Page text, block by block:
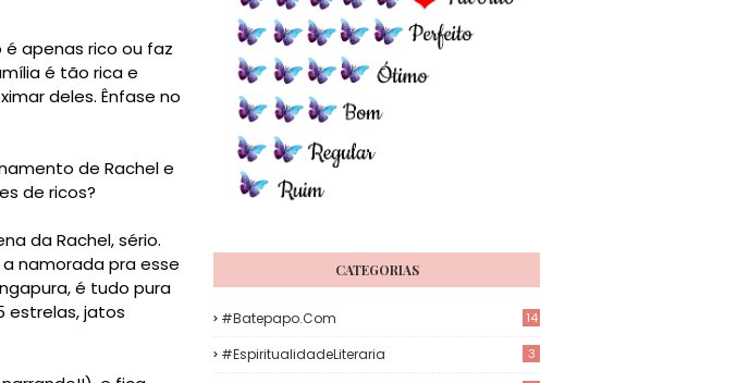
é apenas rico ou faz
é tão rica e
deles. Ênfase no
de Rachel e
de ricos?
da Rachel, sério.
namorada pra esse
é tudo pura
estrelas, jatos
CATEGORIAS
#Batepapo.com 14
#EspiritualidadeLiteraria 3